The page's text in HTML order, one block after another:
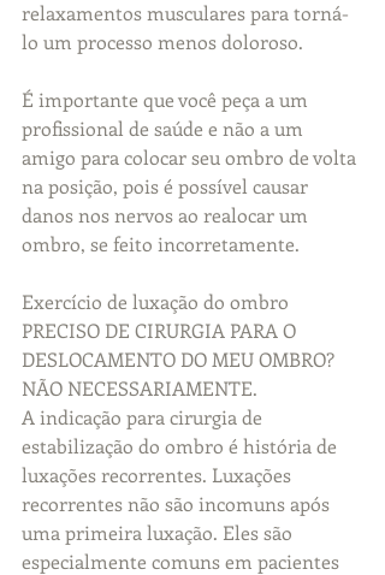
relaxamentos musculares para torná-
lo um processo menos doloroso.
É importante que você peça a um
profissional de saúde e não a um
amigo para colocar seu ombro de volta
na posição, pois é possível causar
danos nos nervos ao realocar um
ombro, se feito incorretamente.
Exercício de luxação do ombro
PRECISO DE CIRURGIA PARA O
DESLOCAMENTO DO MEU OMBRO?
NÃO NECESSARIAMENTE.
A indicação para cirurgia de
estabilização do ombro é história de
luxações recorrentes. Luxações
recorrentes não são incomuns após
uma primeira luxação. Eles são
especialmente comuns em pacientes